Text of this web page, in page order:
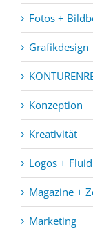
Fotos +
Grafikdesign
Konzeption
Kreativität
Logos +
Magazine +
Marketing